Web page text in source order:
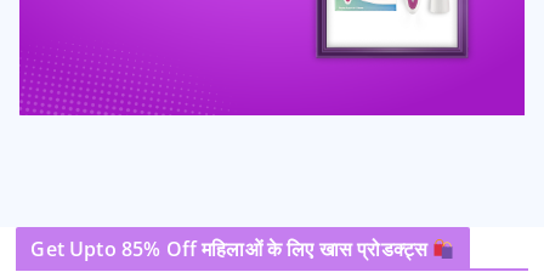
Get Upto 85% Off महिलाओं के लिए खास प्रोडक्ट्स